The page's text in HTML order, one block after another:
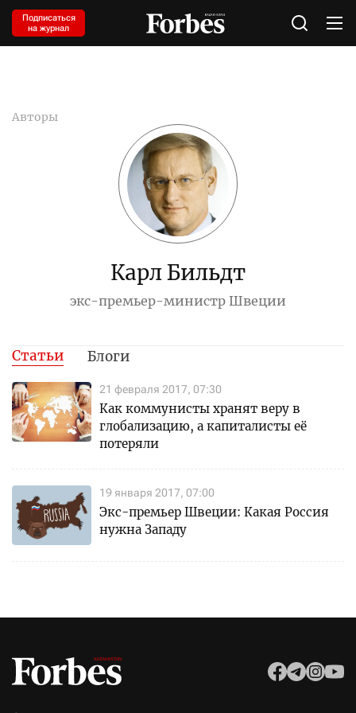
Подписаться
на журнал
Авторы
Карл Бильдт
экс-премьер-министр Швеции
Статьи Блоги
21 февраля 2017, 07:30
Как коммунисты хранят веру в
глобализацию, а капиталисты её
потеряли
19 января 2017, 07:00
Экс-премьер Швеции: Какая Россия
нужна Западу